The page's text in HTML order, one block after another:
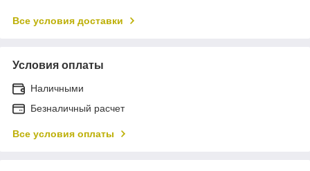
Все условия доставки
Условия оплаты
Наличными
Безналичный расчет
Все условия оплаты